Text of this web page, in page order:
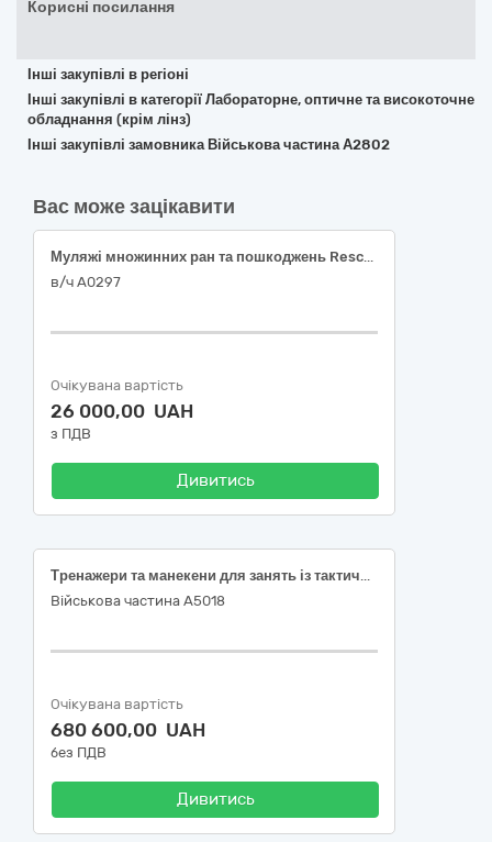
Корисні посилання
Інші закупівлі в регіоні
Інші закупівлі в категорії Лабораторне, оптичне та високоточне
обладнання (крім лінз)
Інші закупівлі замовника Військова частина А2802
Вас може зацікавити
Муляжі множинних ран та пошкоджень Rescue Ready
в/ч А0297
Очікувана вартість
26 000,00 UAH
з ПДВ
Дивитись
Тренажери та манекени для занять із тактичної медицини (згідно коду ДК 021:2015: 38970000-5 Дослідницькі, випробувальні та науково технічні симулятори)
Військова частина А5018
Очікувана вартість
680 600,00 UAH
без ПДВ
Дивитись